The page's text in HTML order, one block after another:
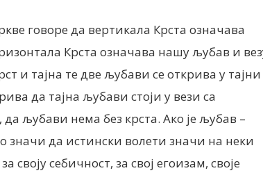
говоре да вертикала Крста означава
Крста означава нашу љубав и
и тајна те две љубави се открива у тајни
да тајна љубави стоји у вези са
љубави нема без крста. Ако је љубав –
значи да истински волети значи на неки
себичност, за свој егоизам, своје